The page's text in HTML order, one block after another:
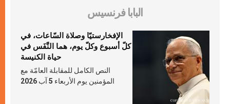
البابا فرنسيس
الإفخارستيّا وصلاة السّاعات، في
كلّ أسبوع وكلّ يوم، هما النَّفَس في
حياة الكنيسة
النص الكامل للمقابلة العامّة مع
المؤمنين يوم الأربعاء 5 آب 2026